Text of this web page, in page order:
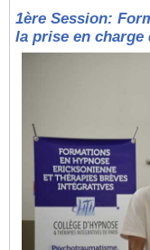
1ère Session:
la prise en